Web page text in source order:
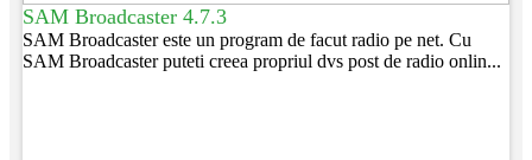
SAM Broadcaster 4.7.3
SAM Broadcaster este un program de facut radio pe net. Cu
SAM Broadcaster puteti creea propriul dvs post de radio onlin...